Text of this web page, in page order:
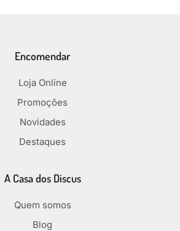
Encomendar
Loja Online
Promoções
Novidades
Destaques
A Casa dos Discus
Quem somos
Blog